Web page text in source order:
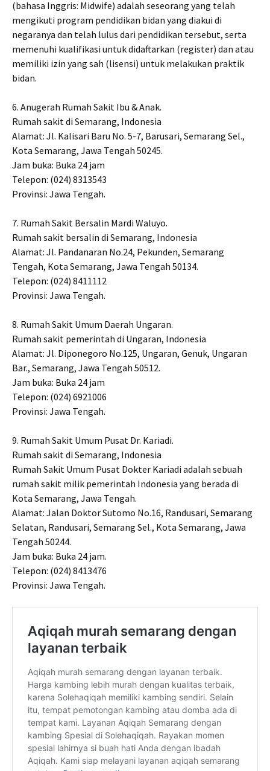
(bahasa Inggris: Midwife) adalah seseorang yang telah
mengikuti program pendidikan bidan yang diakui di
negaranya dan telah lulus dari pendidikan tersebut, serta
memenuhi kualifikasi untuk didaftarkan (register) dan atau
memiliki izin yang sah (lisensi) untuk melakukan praktik
bidan.
6. Anugerah Rumah Sakit Ibu & Anak.
Rumah sakit di Semarang, Indonesia
Alamat: Jl. Kalisari Baru No. 5-7, Barusari, Semarang Sel.,
Kota Semarang, Jawa Tengah 50245.
Jam buka: Buka 24 jam
Telepon: (024) 8313543
Provinsi: Jawa Tengah.
7. Rumah Sakit Bersalin Mardi Waluyo.
Rumah sakit bersalin di Semarang, Indonesia
Alamat: Jl. Pandanaran No.24, Pekunden, Semarang
Tengah, Kota Semarang, Jawa Tengah 50134.
Telepon: (024) 8411112
Provinsi: Jawa Tengah.
8. Rumah Sakit Umum Daerah Ungaran.
Rumah sakit pemerintah di Ungaran, Indonesia
Alamat: Jl. Diponegoro No.125, Ungaran, Genuk, Ungaran
Bar., Semarang, Jawa Tengah 50512.
Jam buka: Buka 24 jam
Telepon: (024) 6921006
Provinsi: Jawa Tengah.
9. Rumah Sakit Umum Pusat Dr. Kariadi.
Rumah sakit di Semarang, Indonesia
Rumah Sakit Umum Pusat Dokter Kariadi adalah sebuah
rumah sakit milik pemerintah Indonesia yang berada di
Kota Semarang, Jawa Tengah.
Alamat: Jalan Doktor Sutomo No.16, Randusari, Semarang
Selatan, Randusari, Semarang Sel., Kota Semarang, Jawa
Tengah 50244.
Jam buka: Buka 24 jam.
Telepon: (024) 8413476
Provinsi: Jawa Tengah.